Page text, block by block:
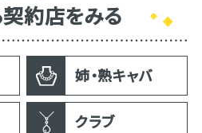
約店をみる
姉・熟キャバ
クラブ